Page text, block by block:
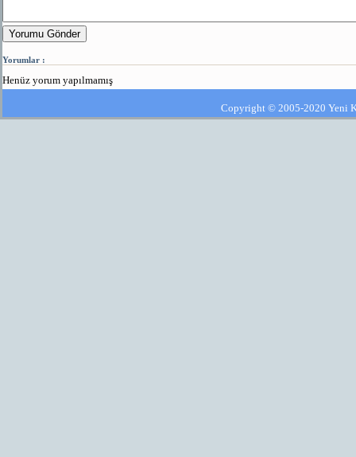
Yorumu Gönder
Yorumlar :
Henüz yorum yapılmamış
Copyright © 2005-2020 Yeni